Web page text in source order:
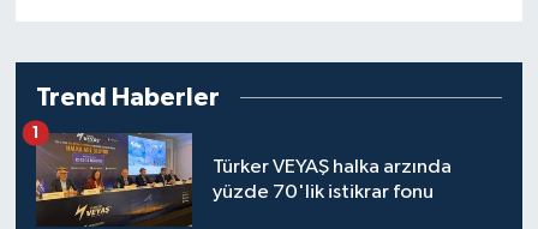
Trend Haberler
Türker VEYAŞ halka arzında
yüzde 70'lik istikrar fonu
1